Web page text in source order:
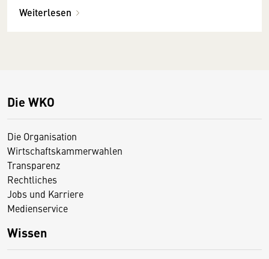
Weiterlesen
Die WKO
Die Organisation
Wirtschaftskammerwahlen
Transparenz
Rechtliches
Jobs und Karriere
Medienservice
Wissen